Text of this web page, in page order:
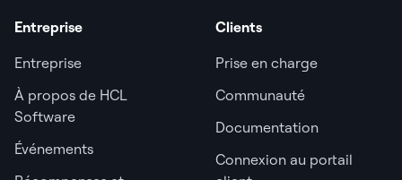
Entreprise
Entreprise
À propos de HCL
Software
Événements
Clients
Prise en charge
Communauté
Documentation
Connexion au portail